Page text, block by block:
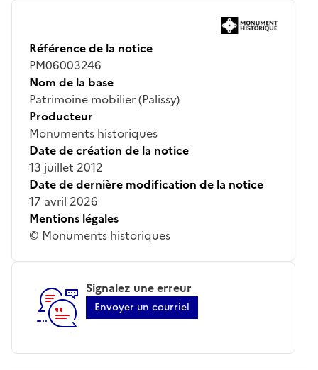
Référence de la notice
PM06003246
Nom de la base
Patrimoine mobilier (Palissy)
Producteur
Monuments historiques
Date de création de la notice
13 juillet 2012
Date de dernière modification de la notice
17 avril 2026
Mentions légales
© Monuments historiques
Signalez une erreur
Envoyer un courriel